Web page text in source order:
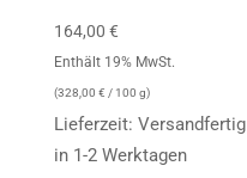
164,00 €
Enthält 19% MwSt.
(328,00 € / 100 g)
Lieferzeit: Versandfertig
in 1-2 Werktagen